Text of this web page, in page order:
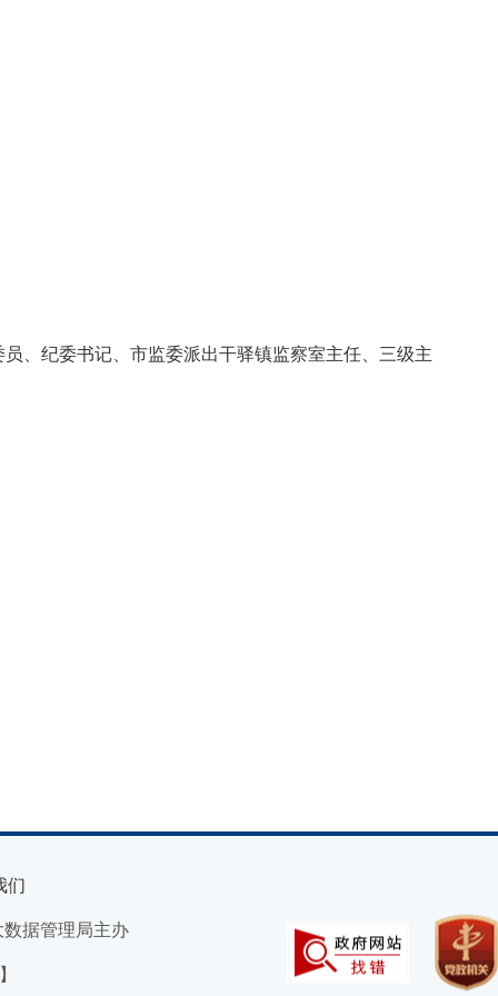
、纪委书记、市监委派出干驿镇监察室主任、三级主
们
据管理局主办